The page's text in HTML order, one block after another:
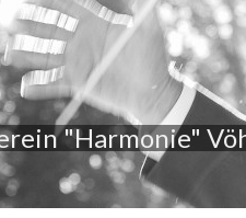
"Harmonie"